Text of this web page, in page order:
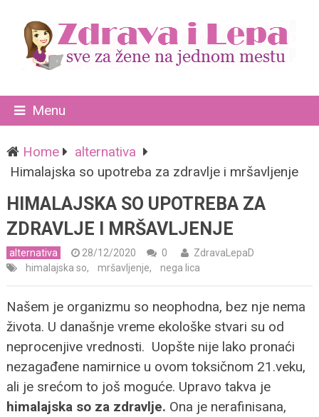
Menu
Home
alternativa
Himalajska so upotreba za zdravlje i mršavljenje
HIMALAJSKA SO UPOTREBA ZA
ZDRAVLJE I MRŠAVLJENJE
alternativa 28/12/2020 0
ZdravaLepaD
himalajska so, mršavljenje, nega lica
Našem je organizmu so neophodna, bez nje nema
života. U današnje vreme ekološke stvari su od
neprocenjive vrednosti. Uopšte nije lako pronaći
nezagađene namirnice u ovom toksičnom 21.veku,
ali je srećom to još moguće. Upravo takva je
himalajska so za zdravlje. Ona je nerafinisana,